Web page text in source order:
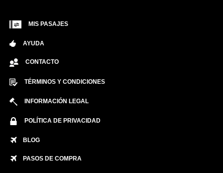
MIS PASAJES
AYUDA
CONTACTO
TÉRMINOS Y CONDICIONES
INFORMACIÓN LEGAL
POLÍTICA DE PRIVACIDAD
BLOG
PASOS DE COMPRA